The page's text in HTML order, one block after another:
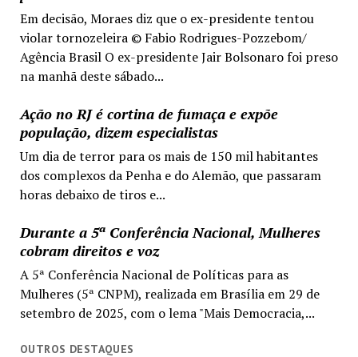
Em decisão, Moraes diz que o ex-presidente tentou
violar tornozeleira © Fabio Rodrigues-Pozzebom/
Agência Brasil O ex-presidente Jair Bolsonaro foi preso
na manhã deste sábado...
Ação no RJ é cortina de fumaça e expõe
população, dizem especialistas
Um dia de terror para os mais de 150 mil habitantes
dos complexos da Penha e do Alemão, que passaram
horas debaixo de tiros e...
Durante a 5ª Conferência Nacional, Mulheres
cobram direitos e voz
A 5ª Conferência Nacional de Políticas para as
Mulheres (5ª CNPM), realizada em Brasília em 29 de
setembro de 2025, com o lema "Mais Democracia,...
OUTROS DESTAQUES